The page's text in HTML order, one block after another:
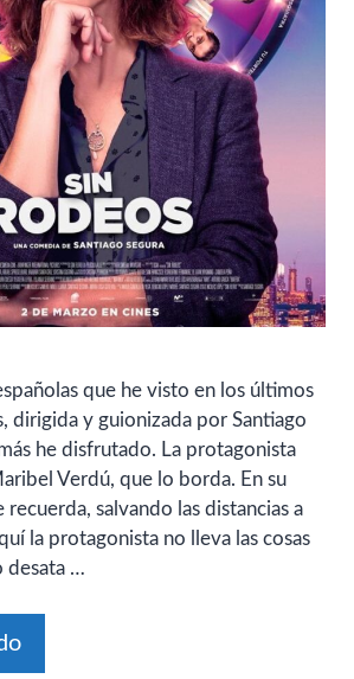
que he visto en los últimos
dirigida y guionizada por Santiago
he disfrutado. La protagonista
Verdú, que lo borda. En su
salvando las distancias a
la protagonista no lleva las cosas
desata …